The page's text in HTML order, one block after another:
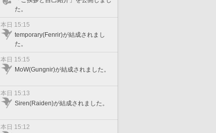
た。
本日 15:15
temporary(Fenrir)が結成されまし
た。
本日 15:15
MoW(Gungnir)が結成されました。
本日 15:13
Siren(Raiden)が結成されました。
本日 15:12